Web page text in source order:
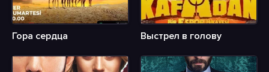
Гора сердца Выстрел в голову